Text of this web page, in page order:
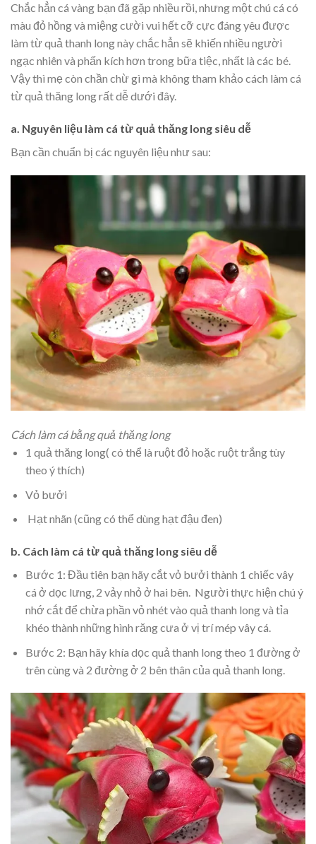
Chắc hẳn cá vàng bạn đã gặp nhiều rồi, nhưng một chú cá có
màu đỏ hồng và miệng cười vui hết cỡ cực đáng yêu được
làm từ quả thanh long này chắc hẳn sẽ khiến nhiều người
ngạc nhiên và phấn kích hơn trong bữa tiệc, nhất là các bé.
Vậy thì mẹ còn chần chừ gì mà không tham khảo cách làm cá
từ quả thăng long rất dễ dưới đây.
a. Nguyên liệu làm cá từ quả thăng long siêu dễ
Bạn cần chuẩn bị các nguyên liệu như sau:
Cách làm cá bằng quả thăng long
1 quả thăng long( có thể là ruột đỏ hoặc ruột trắng tùy
theo ý thích)
Vỏ bưởi
Hạt nhãn (cũng có thể dùng hạt đậu đen)
b. Cách làm cá từ quả thăng long siêu dễ
Bước 1: Đầu tiên bạn hãy cắt vỏ bưởi thành 1 chiếc vây
cá ở dọc lưng, 2 vảy nhỏ ở hai bên. Người thực hiện chú ý
nhớ cắt để chừa phần vỏ nhét vào quả thanh long và tỉa
khéo thành những hình răng cưa ở vị trí mép vây cá.
Bước 2: Bạn hãy khía dọc quả thanh long theo 1 đường ở
trên cùng và 2 đường ở 2 bên thân của quả thanh long.